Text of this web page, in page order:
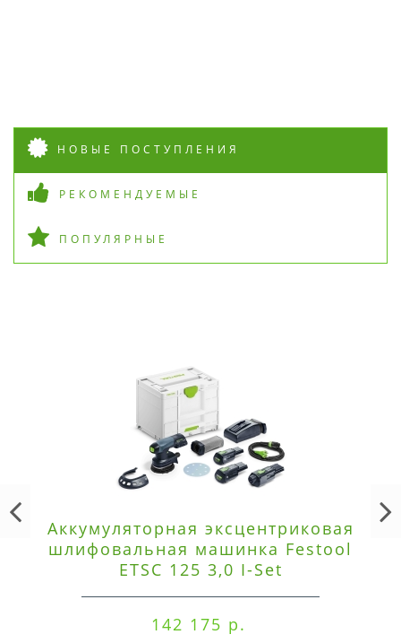
НОВЫЕ ПОСТУПЛЕНИЯ
РЕКОМЕНДУЕМЫЕ
ПОПУЛЯРНЫЕ
Аккумуляторная эксцентриковая
шлифовальная машинка Festool
ETSC 125 3,0 I-Set
142 175 р.